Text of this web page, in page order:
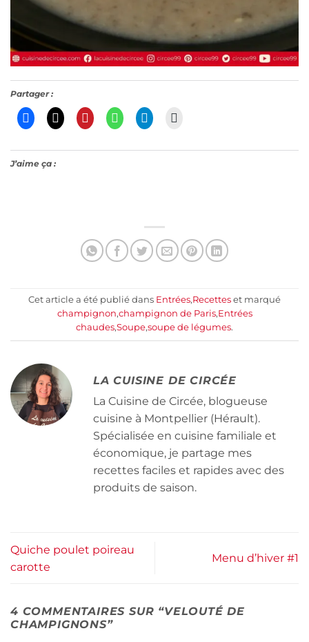
Partager :
J’aime ça :
Cet article a été publié dans Entrées,Recettes et marqué
champignon,champignon de Paris,Entrées
chaudes,Soupe,soupe de légumes.
LA CUISINE DE CIRCÉE
La Cuisine de Circée, blogueuse
cuisine à Montpellier (Hérault).
Spécialisée en cuisine familiale et
économique, je partage mes
recettes faciles et rapides avec des
produits de saison.
Quiche poulet poireau
carotte
Menu d’hiver #1
4 COMMENTAIRES SUR “VELOUTÉ DE
CHAMPIGNONS”